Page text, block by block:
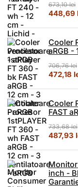
673,10lei
Prețul
448,69
Cooler
aRGB -
706,76lei
Prețul
472,18
Cooler
FAST
733,68lei
Prețul
487,93
inch -